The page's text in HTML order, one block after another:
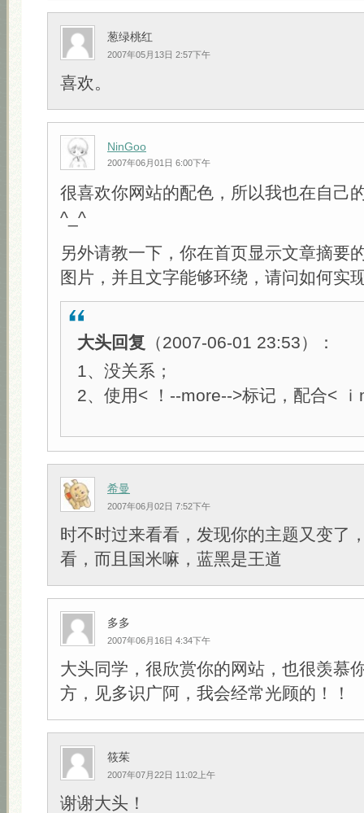
葱绿桃红
2007年05月13日 2:57下午
喜欢。
NinGoo
2007年06月01日 6:00下午
很喜欢你网站的配色，所以我也在自己
^_^
另外请教一下，你在首页显示文章摘要
图片，并且文字能够环绕，请问如何实
大头回复 （2007-06-01 23:53）：
1、没关系；
2、使用< ！--more-->标记，配合<
希曼
2007年06月02日 7:52下午
时不时过来看看，发现你的主题又变了
看，而且国米嘛，蓝黑是王道
多多
2007年06月16日 4:34下午
大头同学，很欣赏你的网站，也很羡慕
方，见多识广阿，我会经常光顾的！！
筱茱
2007年07月22日 11:02上午
谢谢大头！